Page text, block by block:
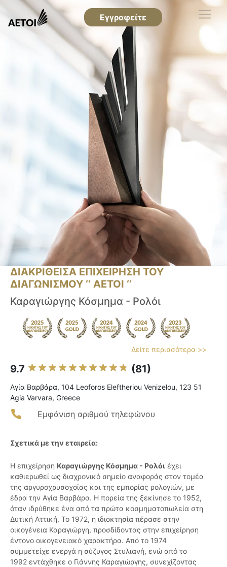
Εγγραφείτε
ΔΙΑΚΡΙΘΕΙΣΑ ΕΠΙΧΕΙΡΗΣΗ ΤΟΥ
ΔΙΑΓΩΝΙΣΜΟΥ ‘’ ΑΕΤΟΙ ‘’
Καραγιώργης Κόσμημα - Ρολόι
Δείτε περισσότερα >>
9.7 (81)
Αγία Βαρβάρα, 104 Leoforos Eleftheriou Venizelou, 123 51
Agia Varvara, Greece
Εμφάνιση αριθμού τηλεφώνου
Σχετικά με την εταιρεία:
Η επιχείρηση Καραγιώργης Κόσμημα - Ρολόι έχει
καθιερωθεί ως διαχρονικό σημείο αναφοράς στον τομέα
της αργυροχρυσοχοΐας και της εμπορίας ρολογιών, με
έδρα την Αγία Βαρβάρα. Η πορεία της ξεκίνησε το 1952,
όταν ιδρύθηκε ένα από τα πρώτα κοσμηματοπωλεία στη
Δυτική Αττική. Το 1972, η ιδιοκτησία πέρασε στην
οικογένεια Καραγιώργη, προσδίδοντας στην επιχείρηση
έντονο οικογενειακό χαρακτήρα. Από το 1974
συμμετείχε ενεργά η σύζυγος Στυλιανή, ενώ από το
1992 εντάχθηκε ο Γιάννης Καραγιώργης, συνεχίζοντας